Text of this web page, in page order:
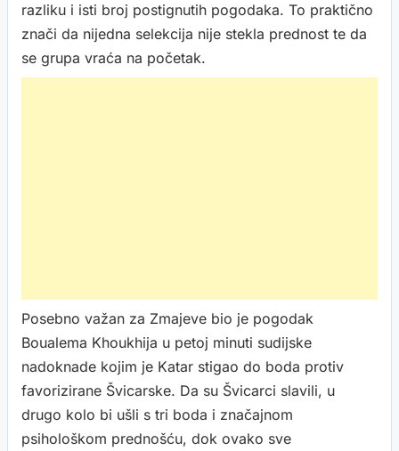
razliku i isti broj postignutih pogodaka. To praktično
znači da nijedna selekcija nije stekla prednost te da
se grupa vraća na početak.
Posebno važan za Zmajeve bio je pogodak
Boualema Khoukhija u petoj minuti sudijske
nadoknade kojim je Katar stigao do boda protiv
favorizirane Švicarske. Da su Švicarci slavili, u
drugo kolo bi ušli s tri boda i značajnom
psihološkom prednošću, dok ovako sve